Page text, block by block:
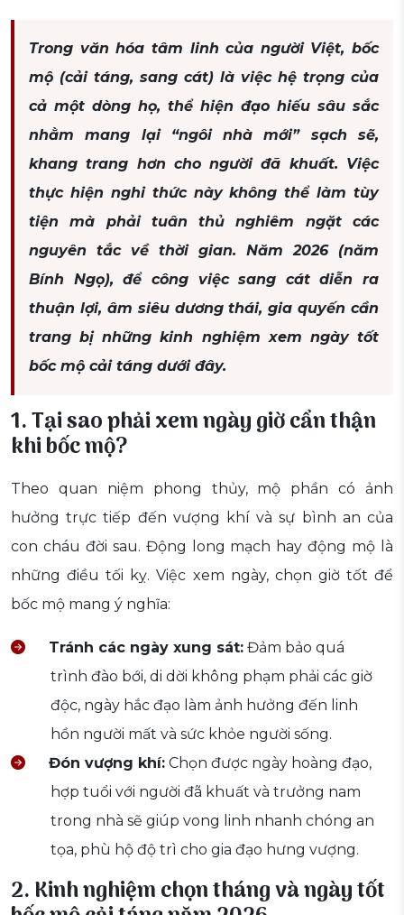
Trong văn hóa tâm linh của người Việt, bốc
mộ (cải táng, sang cát) là việc hệ trọng của
cả một dòng họ, thể hiện đạo hiếu sâu sắc
nhằm mang lại “ngôi nhà mới” sạch sẽ,
khang trang hơn cho người đã khuất. Việc
thực hiện nghi thức này không thể làm tùy
tiện mà phải tuân thủ nghiêm ngặt các
nguyên tắc về thời gian. Năm 2026 (năm
Bính Ngọ), để công việc sang cát diễn ra
thuận lợi, âm siêu dương thái, gia quyến cần
trang bị những kinh nghiệm xem ngày tốt
bốc mộ cải táng dưới đây.
1. Tại sao phải xem ngày giờ cẩn thận
khi bốc mộ?
Theo quan niệm phong thủy, mộ phần có ảnh
hưởng trực tiếp đến vượng khí và sự bình an của
con cháu đời sau. Động long mạch hay động mộ là
những điều tối kỵ. Việc xem ngày, chọn giờ tốt để
bốc mộ mang ý nghĩa:
Tránh các ngày xung sát: Đảm bảo quá
trình đào bới, di dời không phạm phải các giờ
độc, ngày hắc đạo làm ảnh hưởng đến linh
hồn người mất và sức khỏe người sống.
Đón vượng khí: Chọn được ngày hoàng đạo,
hợp tuổi với người đã khuất và trưởng nam
trong nhà sẽ giúp vong linh nhanh chóng an
tọa, phù hộ độ trì cho gia đạo hưng vượng.
2. Kinh nghiệm chọn tháng và ngày tốt